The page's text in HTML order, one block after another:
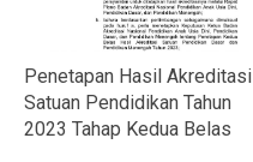
Penetapan Hasil Akreditasi
Satuan Pendidikan Tahun
2023 Tahap Kedua Belas